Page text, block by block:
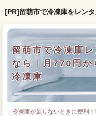
[PR]留萌市で冷凍庫をレン
留萌市で冷凍庫
なら｜月770円か
冷凍庫
冷凍庫が足りないときに便利